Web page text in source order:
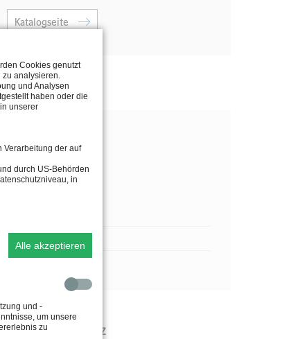
Katalogseite
IP SCHUTZ
Cookies genutzt
analysieren.
und Analysen
haben oder die
unserer
Verarbeitung der auf
durch US-Behörden
in
Alle akzeptieren
und -
um unsere
zu